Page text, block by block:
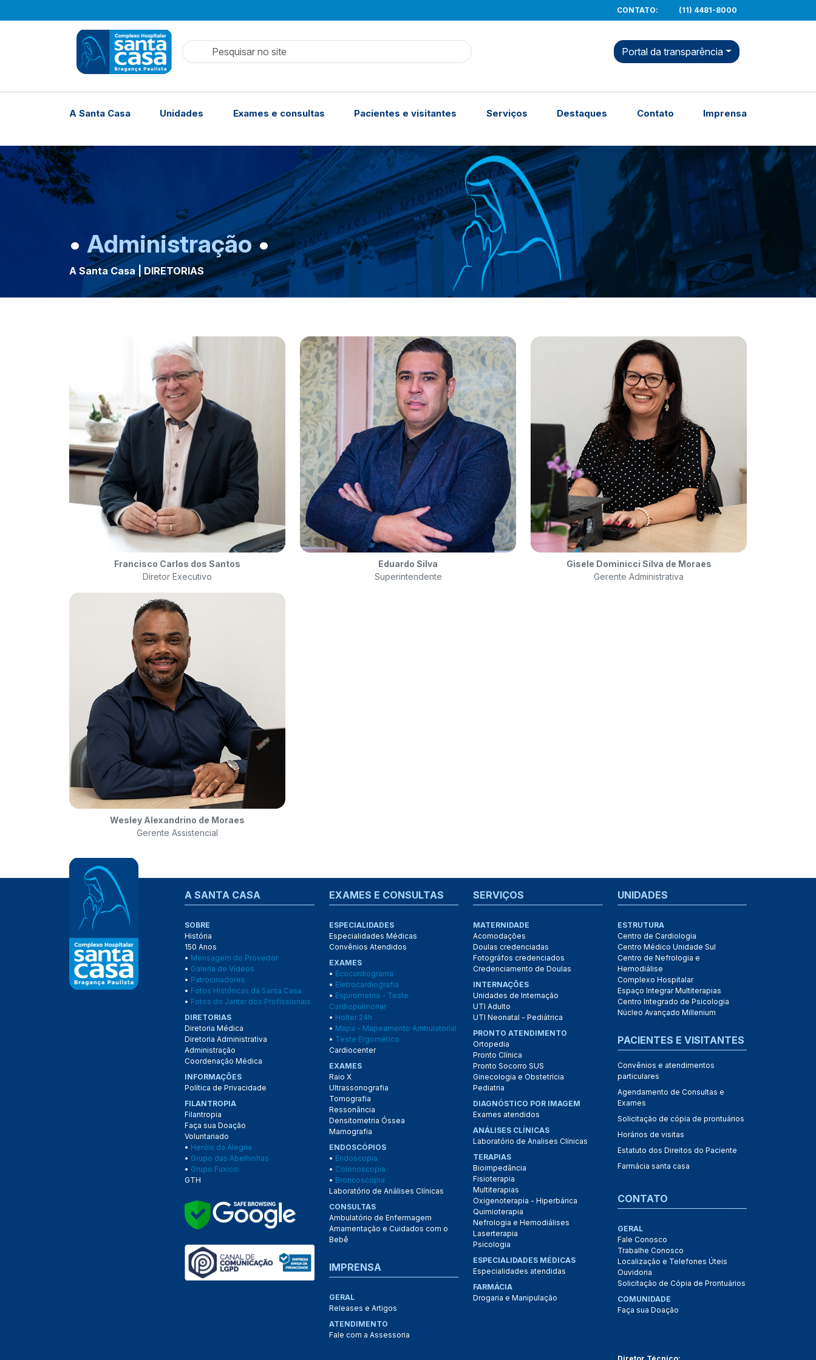
CONTATO: (11) 4481-8000
Pesquisar no site Portal da transparência
A Santa Casa Unidades Exames e consultas Pacientes e visitantes Serviços Destaques Contato Imprensa
• Administração •
A Santa Casa | DIRETORIAS
Francisco Carlos dos Santos
Diretor Executivo
Eduardo Silva
Superintendente
Gisele Dominicci Silva de Moraes
Gerente Administrativa
Wesley Alexandrino de Moraes
Gerente Assistencial
A SANTA CASA
SOBRE
História
150 Anos
• Mensagem do Provedor
• Galeria de Vídeos
• Patrocinadores
• Fotos Históricas da Santa Casa
• Fotos do Jantar dos Profissionais
DIRETORIAS
Diretoria Médica
Diretoria Administrativa
Administração
Coordenação Médica
INFORMAÇÕES
Política de Privacidade
FILANTROPIA
Filantropia
Faça sua Doação
Voluntariado
• Heróis da Alegria
• Grupo das Abelhinhas
• Grupo Fuxico
GTH
EXAMES E CONSULTAS
ESPECIALIDADES
Especialidades Médicas
Convênios Atendidos
EXAMES
• Ecocardiograma
• Eletrocardiografia
• Espirometria - Teste
Cardiopulmonar
• Holter 24h
• Mapa - Mapeamento Ambulatorial
• Teste Ergomético
Cardiocenter
EXAMES
Raio X
Ultrassonografia
Tomografia
Ressonância
Densitometria Óssea
Mamografia
ENDOSCÓPIOS
• Endoscopia
• Colonoscopia
• Broncoscopia
Laboratório de Análises Clínicas
CONSULTAS
Ambulatório de Enfermagem
Amamentação e Cuidados com o
Bebê
IMPRENSA
GERAL
Releases e Artigos
ATENDIMENTO
Fale com a Assessoria
SERVIÇOS
MATERNIDADE
Acomodações
Doulas credenciadas
Fotográfos credenciados
Credenciamento de Doulas
INTERNAÇÕES
Unidades de Internação
UTI Adulto
UTI Neonatal - Pediátrica
PRONTO ATENDIMENTO
Ortopedia
Pronto Clínica
Pronto Socorro SUS
Ginecologia e Obstetrícia
Pediatria
DIAGNÓSTICO POR IMAGEM
Exames atendidos
ANÁLISES CLÍNICAS
Laboratório de Analises Clínicas
TERAPIAS
Bioimpedância
Fisioterapia
Multiterapias
Oxigenoterapia - Hiperbárica
Quimioterapia
Nefrologia e Hemodiálises
Laserterapia
Psicologia
ESPECIALIDADES MÉDICAS
Especialidades atendidas
FARMÁCIA
Drogaria e Manipulação
UNIDADES
ESTRUTURA
Centro de Cardiologia
Centro Médico Unidade Sul
Centro de Nefrologia e
Hemodiálise
Complexo Hospitalar
Espaço Integrar Multiterapias
Centro Integrado de Psicologia
Núcleo Avançado Millenium
PACIENTES E VISITANTES
Convênios e atendimentos
particulares
Agendamento de Consultas e
Exames
Solicitação de cópia de prontuários
Horários de visitas
Estatuto dos Direitos do Paciente
Farmácia santa casa
CONTATO
GERAL
Fale Conosco
Trabalhe Conosco
Localização e Telefones Úteis
Ouvidoria
Solicitação de Cópia de Prontuários
COMUNIDADE
Faça sua Doação